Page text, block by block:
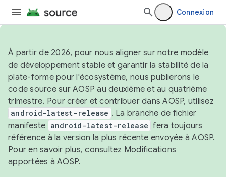
Connexion
À partir de 2026, pour nous aligner sur notre modèle
de développement stable et garantir la stabilité de la
plate-forme pour l'écosystème, nous publierons le
code source sur AOSP au deuxième et au quatrième
trimestre. Pour créer et contribuer dans AOSP, utilisez
android-latest-release . La branche de fichier
manifeste android-latest-release fera toujours
référence à la version la plus récente envoyée à AOSP.
Pour en savoir plus, consultez Modifications
apportées à AOSP.